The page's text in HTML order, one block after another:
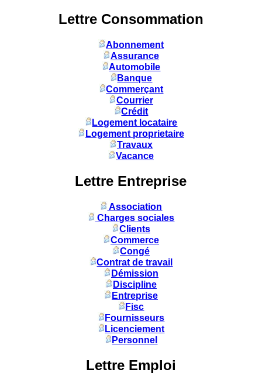
Lettre Consommation
Abonnement
Assurance
Automobile
Banque
Commerçant
Courrier
Crédit
Logement locataire
Logement proprietaire
Travaux
Vacance
Lettre Entreprise
Association
Charges sociales
Clients
Commerce
Congé
Contrat de travail
Démission
Discipline
Entreprise
Fisc
Fournisseurs
Licenciement
Personnel
Lettre Emploi